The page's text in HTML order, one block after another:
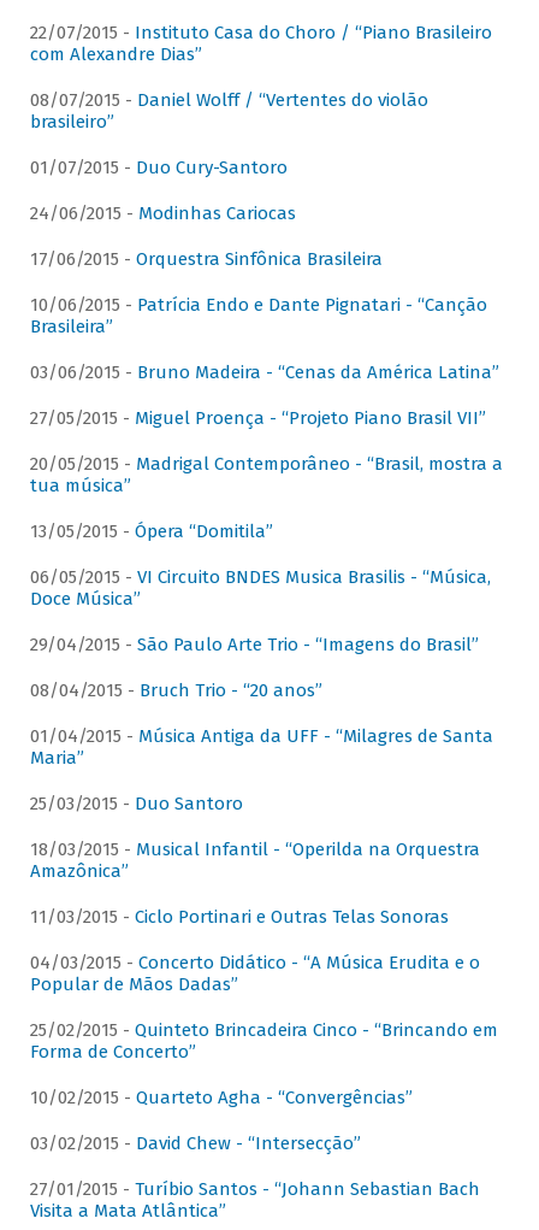
22/07/2015 - Instituto Casa do Choro / “Piano Brasileiro
com Alexandre Dias”
08/07/2015 - Daniel Wolff / “Vertentes do violão
brasileiro”
01/07/2015 - Duo Cury-Santoro
24/06/2015 - Modinhas Cariocas
17/06/2015 - Orquestra Sinfônica Brasileira
10/06/2015 - Patrícia Endo e Dante Pignatari - “Canção
Brasileira”
03/06/2015 - Bruno Madeira - “Cenas da América Latina”
27/05/2015 - Miguel Proença - “Projeto Piano Brasil VII”
20/05/2015 - Madrigal Contemporâneo - “Brasil, mostra a
tua música”
13/05/2015 - Ópera “Domitila”
06/05/2015 - VI Circuito BNDES Musica Brasilis - “Música,
Doce Música”
29/04/2015 - São Paulo Arte Trio - “Imagens do Brasil”
08/04/2015 - Bruch Trio - “20 anos”
01/04/2015 - Música Antiga da UFF - “Milagres de Santa
Maria”
25/03/2015 - Duo Santoro
18/03/2015 - Musical Infantil - “Operilda na Orquestra
Amazônica”
11/03/2015 - Ciclo Portinari e Outras Telas Sonoras
04/03/2015 - Concerto Didático - “A Música Erudita e o
Popular de Mãos Dadas”
25/02/2015 - Quinteto Brincadeira Cinco - “Brincando em
Forma de Concerto”
10/02/2015 - Quarteto Agha - “Convergências”
03/02/2015 - David Chew - “Intersecção”
27/01/2015 - Turíbio Santos - “Johann Sebastian Bach
Visita a Mata Atlântica”